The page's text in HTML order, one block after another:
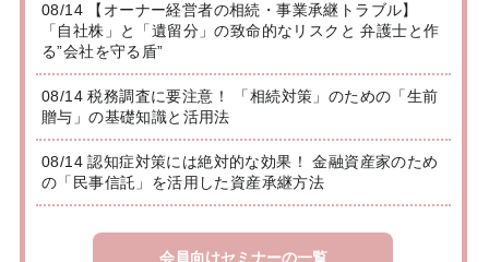
08/14 【オーナー経営者の相続・事業承継トラブル】
「自社株」と「遺留分」の致命的なリスクと 弁護士と作
る”会社を守る盾”
08/14 税務調査に要注意！ 「相続対策」のための「生前
贈与」の基礎知識と活用法
08/14 認知症対策には絶対的な効果！ 金融資産家のため
の「民事信託」を活用した資産承継方法
会員向けセミナーの一覧